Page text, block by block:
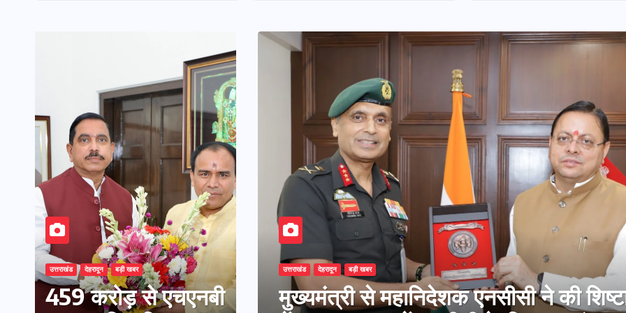
संरचना के विकास पर हुई
महत्वपूर्ण चर्चा
उत्तराखंड देहरादून बड़ी खबर
459 करोड़ से एचएनबी
एनसीसी ने की शिष्टाचार
उत्तराखंड देहरादून बड़ी खबर
एमडीडीए बोर्ड बैठक, देहरादून और मसूरी के